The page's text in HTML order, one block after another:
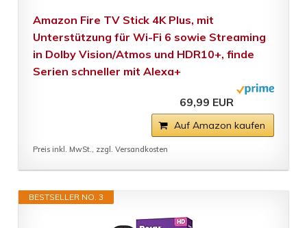
Amazon Fire TV Stick 4K Plus, mit
Unterstützung für Wi-Fi 6 sowie Streaming
in Dolby Vision/Atmos und HDR10+, finde
Serien schneller mit Alexa+
69,99 EUR
Auf Amazon kaufen
Preis inkl. MwSt., zzgl. Versandkosten
BESTSELLER NO. 3